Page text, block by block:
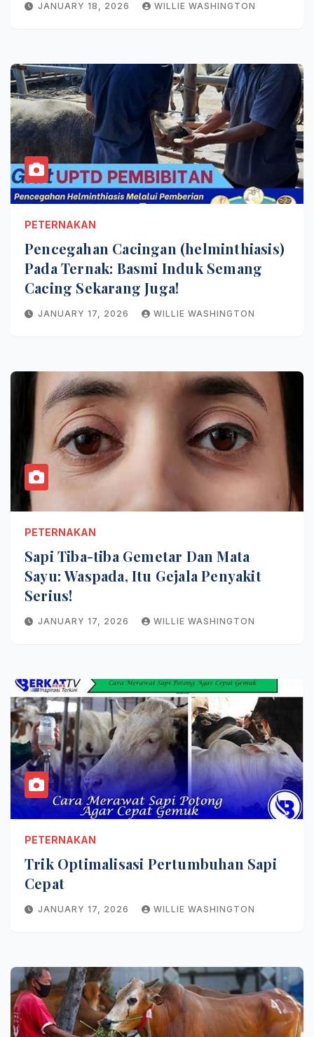
JANUARY 18, 2026 WILLIE WASHINGTON
PETERNAKAN
Pencegahan Cacingan (helminthiasis)
Pada Ternak: Basmi Induk Semang
Cacing Sekarang Juga!
JANUARY 17, 2026 WILLIE WASHINGTON
PETERNAKAN
Sapi Tiba-tiba Gemetar Dan Mata
Sayu: Waspada, Itu Gejala Penyakit
Serius!
JANUARY 17, 2026 WILLIE WASHINGTON
PETERNAKAN
Trik Optimalisasi Pertumbuhan Sapi
Cepat
JANUARY 17, 2026 WILLIE WASHINGTON